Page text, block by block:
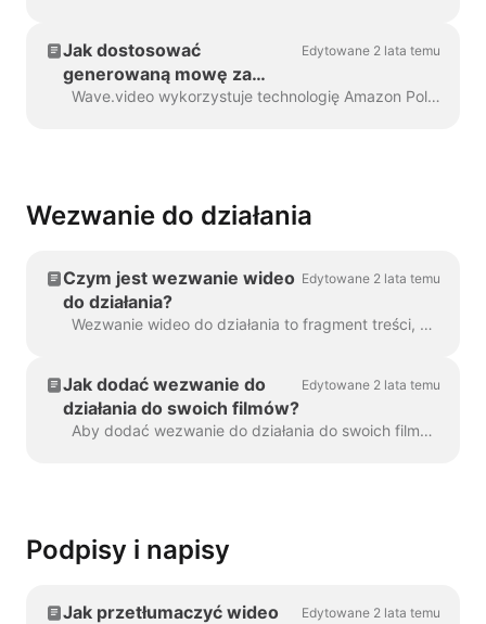
Jak dostosować
generowaną mowę za
pomocą znaczników SSML
Edytowane 2 lata temu
Wave.video wykorzystuje technologię Amazon Polly do generowania ścieżek dźwiękowych z tekstu. Czasami domyślny wynik nie jest bezbłędny i możesz chcieć...
Wezwanie do działania
Czym jest wezwanie wideo
do działania?
Edytowane 2 lata temu
Wezwanie wideo do działania to fragment treści, który skłania widza do podjęcia określonej akcji po obejrzeniu filmu. Może to być (ale ...
Jak dodać wezwanie do
działania do swoich filmów?
Edytowane 2 lata temu
Aby dodać wezwanie do działania do swoich filmów w Wave.video, kliknij znak "Dodaj wezwanie do działania" na osi czasu. Będzie on dostępny w ...
Podpisy i napisy
Jak przetłumaczyć wideo Edytowane 2 lata temu